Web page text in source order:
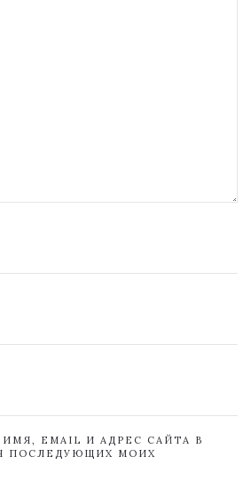
EMAIL И АДРЕС САЙТА В
ПОСЛЕДУЮЩИХ МОИХ